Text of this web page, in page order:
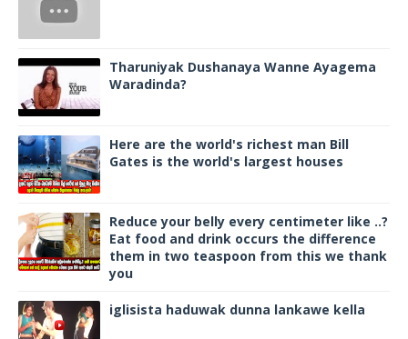
Tharuniyak Dushanaya Wanne Ayagema
Waradinda?
Here are the world's richest man Bill
Gates is the world's largest houses
Reduce your belly every centimeter like ..?
Eat food and drink occurs the difference
them in two teaspoon from this we thank
you
iglisista haduwak dunna lankawe kella